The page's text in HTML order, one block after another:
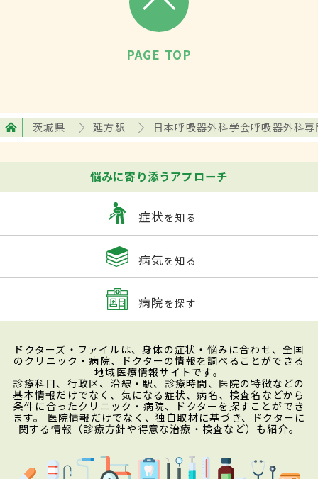
PAGE TOP
茨城県 延方駅 日本呼吸器外科学会呼吸器外科
悩みに寄り添うアプローチ
症状を知る
病気を知る
病院を探す
ドクターズ・ファイルは、身体の症状・悩みに合わせ、全国
のクリニック・病院、ドクターの情報を調べることができる
地域医療情報サイトです。
診療科目、行政区、沿線・駅、診療時間、医院の特徴などの
基本情報だけでなく、気になる症状、病名、検査名などから
条件に合ったクリニック・病院、ドクターを探すことができ
ます。 医院情報だけでなく、独自取材に基づき、ドクターに
関する情報（診療方針や得意な治療・検査など）も紹介。